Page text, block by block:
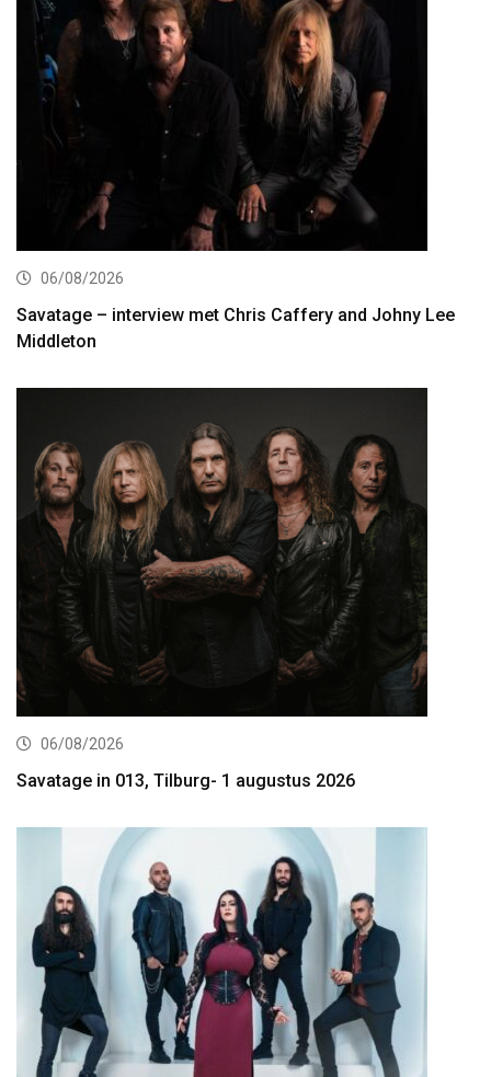
06/08/2026
Savatage – interview met Chris Caffery and Johny Lee
Middleton
06/08/2026
Savatage in 013, Tilburg- 1 augustus 2026